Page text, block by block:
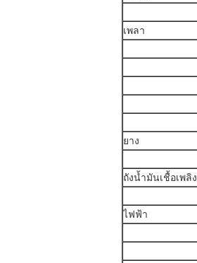
เพลา
ยาง
ถังน้ำมันเชื้อเพลิง
ไฟฟ้า